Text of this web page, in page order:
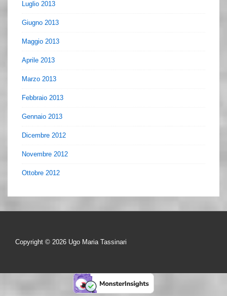
Luglio 2013
Giugno 2013
Maggio 2013
Aprile 2013
Marzo 2013
Febbraio 2013
Gennaio 2013
Dicembre 2012
Novembre 2012
Ottobre 2012
Copyright © 2026 Ugo Maria Tassinari